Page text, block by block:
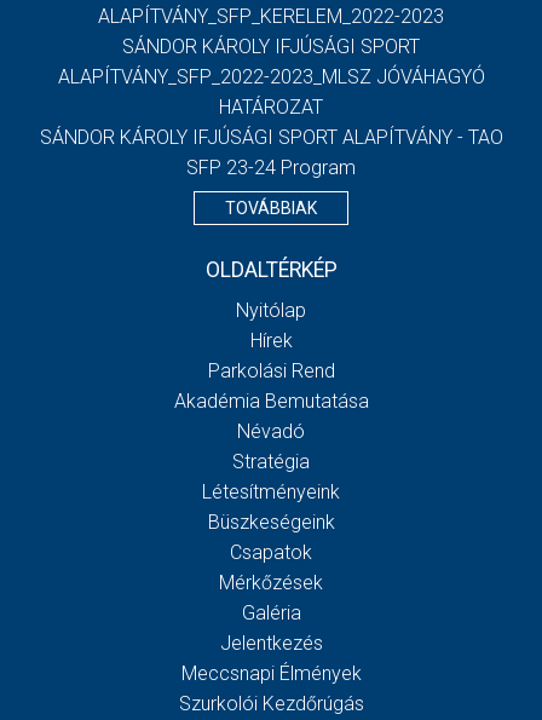
ALAPÍTVÁNY_SFP_KERELEM_2022-2023
SÁNDOR KÁROLY IFJÚSÁGI SPORT
ALAPÍTVÁNY_SFP_2022-2023_MLSZ JÓVÁHAGYÓ
HATÁROZAT
SÁNDOR KÁROLY IFJÚSÁGI SPORT ALAPÍTVÁNY - TAO
SFP 23-24 Program
TOVÁBBIAK
OLDALTÉRKÉP
Nyitólap
Hírek
Parkolási Rend
Akadémia Bemutatása
Névadó
Stratégia
Létesítményeink
Büszkeségeink
Csapatok
Mérkőzések
Galéria
Jelentkezés
Meccsnapi Élmények
Szurkolói Kezdőrúgás